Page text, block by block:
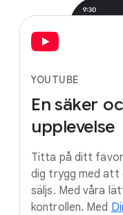
YOUTUBE
En säker
upplevelse
Titta på ditt
dig trygg med att
säljs. Med våra
kontrollen. Med